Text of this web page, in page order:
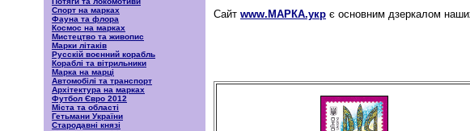
Спорт на марках
Фауна та флора
Космос на марках
Мистецтво та живопис
Марки літаків
Русскiй воєнний корабль
Кораблі та вітрильники
Марка на марці
Автомобілі та транспорт
Архітектура на марках
Футбол Євро 2012
Міста та області
Гетьмани України
Стародавні князі
Сайт www.МАРКА.укр є основним дзеркалом